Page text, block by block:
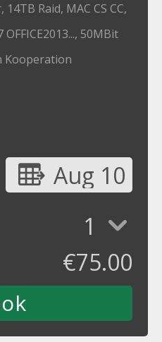
Raid, MAC CS CC,
OFFICE2013..., 50MBit
Kooperation
Aug 10
1
€75.00